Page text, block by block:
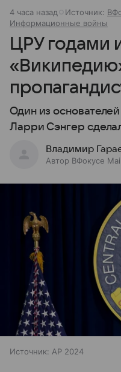
4 часа назад Источник:
Информационные войны
ЦРУ годами
Один из
Ларри Сэнгер
Владимир
Автор ВФокусе Mail
Источник: AP 2024